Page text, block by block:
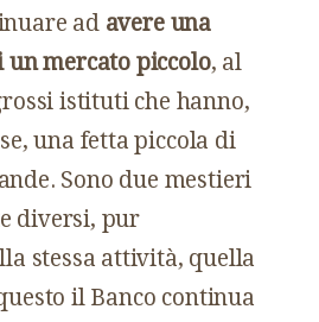
ad avere una
mercato piccolo, al
istituti che hanno,
una fetta piccola di
Sono due mestieri
diversi, pur
stessa attività, quella
il Banco continua